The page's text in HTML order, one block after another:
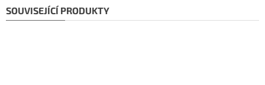
SOUVISEJÍCÍ PRODUKTY